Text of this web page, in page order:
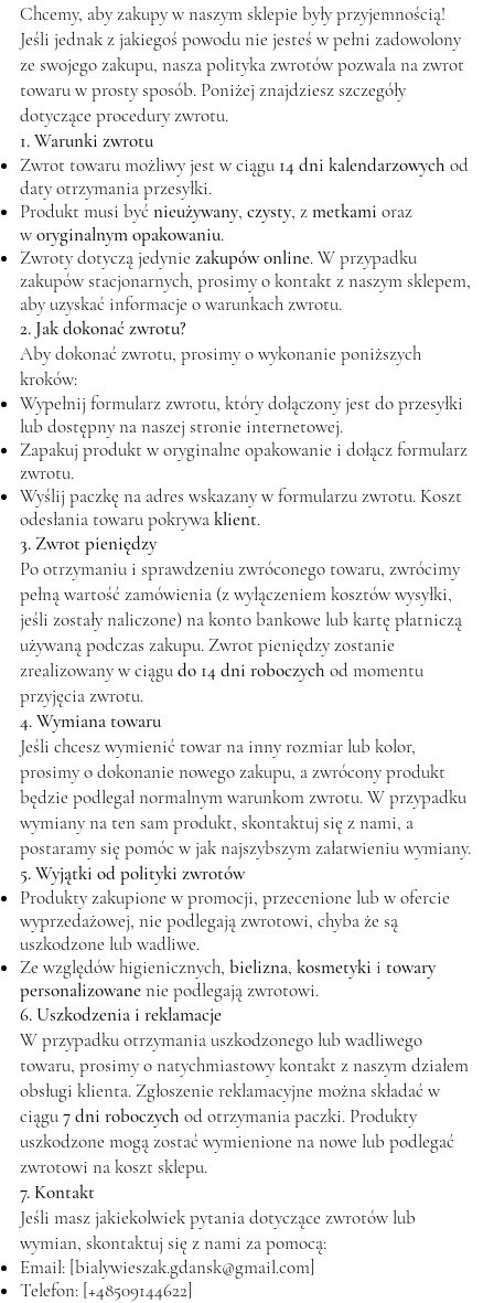
Chcemy, aby zakupy w naszym sklepie były przyjemnością!
Jeśli jednak z jakiegoś powodu nie jesteś w pełni zadowolony
ze swojego zakupu, nasza polityka zwrotów pozwala na zwrot
towaru w prosty sposób. Poniżej znajdziesz szczegóły
dotyczące procedury zwrotu.
1. Warunki zwrotu
Zwrot towaru możliwy jest w ciągu 14 dni kalendarzowych od
daty otrzymania przesyłki.
Produkt musi być nieużywany, czysty, zmetkami oraz
woryginalnym opakowaniu.
Zwroty dotyczą jedynie zakupów online. W przypadku
zakupów stacjonarnych, prosimy o kontakt z naszym sklepem,
aby uzyskać informacje o warunkach zwrotu.
2. Jak dokonać zwrotu?
Aby dokonać zwrotu, prosimy o wykonanie poniższych
kroków:
Wypełnij formularz zwrotu, który dołączony jest do przesyłki
lub dostępny na naszej stronie internetowej.
Zapakuj produkt w oryginalne opakowanie i dołącz formularz
zwrotu.
Wyślij paczkę na adres wskazany w formularzu zwrotu. Koszt
odesłania towaru pokrywaklient.
3. Zwrot pieniędzy
Po otrzymaniu i sprawdzeniu zwróconego towaru, zwrócimy
pełną wartość zamówienia (z wyłączeniem kosztów wysyłki,
jeśli zostały naliczone) na konto bankowe lub kartę płatniczą
używaną podczas zakupu. Zwrot pieniędzy zostanie
zrealizowany w ciągudo 14 dni roboczych od momentu
przyjęcia zwrotu.
4. Wymiana towaru
Jeśli chcesz wymienić towar na inny rozmiar lub kolor,
prosimy o dokonanie nowego zakupu, a zwrócony produkt
będzie podlegał normalnym warunkom zwrotu. W przypadku
wymiany na ten sam produkt, skontaktuj się z nami, a
postaramy się pomóc w jak najszybszym załatwieniu wymiany.
5. Wyjątki od polityki zwrotów
Produkty zakupione w promocji, przecenione lub w ofercie
wyprzedażowej, nie podlegają zwrotowi, chyba że są
uszkodzone lub wadliwe.
Ze względów higienicznych, bielizna, kosmetyki i towary
personalizowanenie podlegają zwrotowi.
6. Uszkodzenia i reklamacje
W przypadku otrzymania uszkodzonego lub wadliwego
towaru, prosimy o natychmiastowy kontakt z naszym działem
obsługi klienta. Zgłoszenie reklamacyjne można składać w
ciągu7 dni roboczych od otrzymania paczki. Produkty
uszkodzone mogą zostać wymienione na nowe lub podlegać
zwrotowi na koszt sklepu.
7. Kontakt
Jeśli masz jakiekolwiek pytania dotyczące zwrotów lub
wymian, skontaktuj się z nami za pomocą:
Email: [bialywieszak.gdansk@gmail.com]
Telefon: [+48509144622]